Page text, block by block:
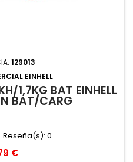
129013
EINHELL
1,7KG BAT EINHELL
BAT/CARG
Reseña(s): 0
€